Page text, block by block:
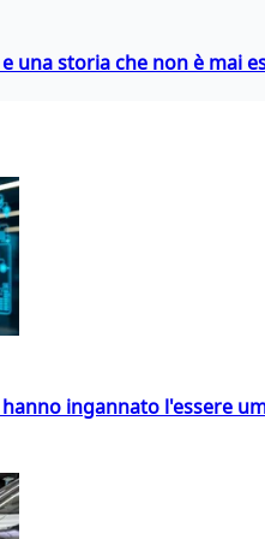
una storia che non è mai
ingannato l'essere